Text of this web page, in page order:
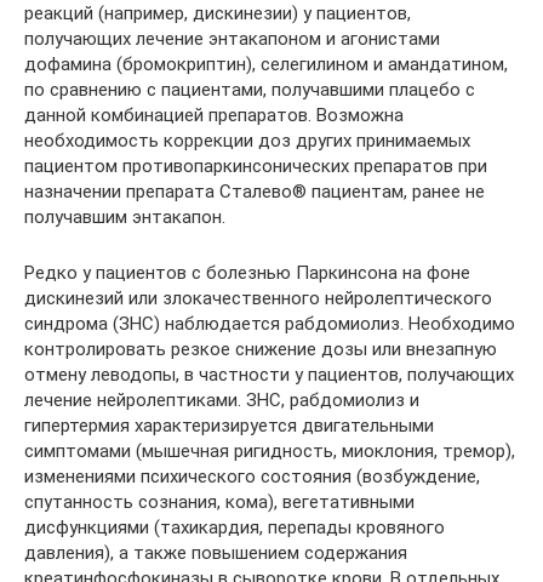
реакций (например, дискинезии) у пациентов,
получающих лечение энтакапоном и агонистами
дофамина (бромокриптин), селегилином и амандатином,
по сравнению с пациентами, получавшими плацебо с
данной комбинацией препаратов. Возможна
необходимость коррекции доз других принимаемых
пациентом противопаркинсонических препаратов при
назначении препарата Сталево® пациентам, ранее не
получавшим энтакапон.
Редко у пациентов с болезнью Паркинсона на фоне
дискинезий или злокачественного нейролептического
синдрома (ЗНС) наблюдается рабдомиолиз. Необходимо
контролировать резкое снижение дозы или внезапную
отмену леводопы, в частности у пациентов, получающих
лечение нейролептиками. ЗНС, рабдомиолиз и
гипертермия характеризируется двигательными
симптомами (мышечная ригидность, миоклония, тремор),
изменениями психического состояния (возбуждение,
спутанность сознания, кома), вегетативными
дисфункциями (тахикардия, перепады кровяного
давления), а также повышением содержания